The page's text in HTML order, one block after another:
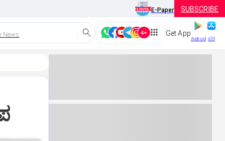
E-Paper SUBSCRIBE
News Get App
Android iOS